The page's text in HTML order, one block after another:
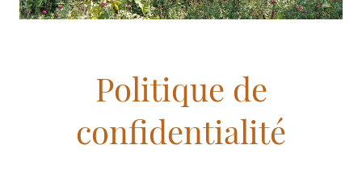
Politique de
confidentialité